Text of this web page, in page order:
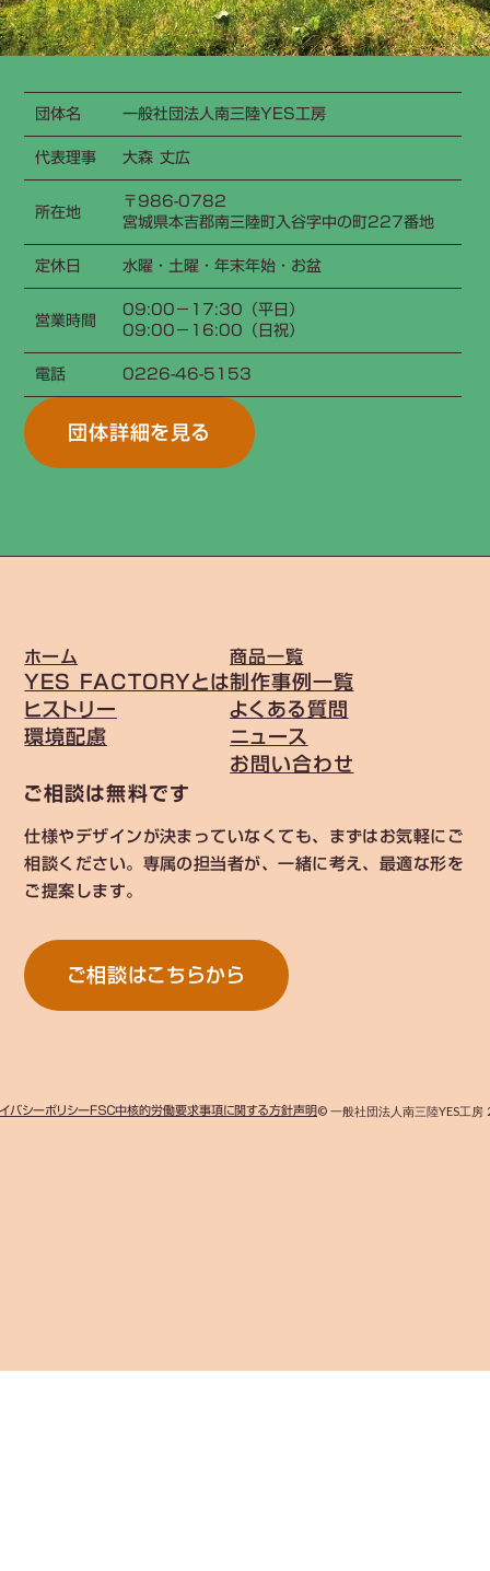
団体名
一般社団法人南三陸YES工房
代表理事
大森 丈広
所在地
〒986-0782
宮城県本吉郡南三陸町入谷字中の町227番地
定休日
水曜・土曜・年末年始・お盆
営業時間
09:00−17:30（平日）
09:00−16:00（日祝）
電話
0226-46-5153
団体詳細を見る
ホーム
YES FACTORYとは
ヒストリー
環境配慮
商品一覧
制作事例一覧
よくある質問
ニュース
お問い合わせ
ご相談は無料です
仕様やデザインが決まっていなくても、まずはお気軽にご
相談ください。専属の担当者が、一緒に考え、最適な形を
ご提案します。
ご相談はこちらから
バシーポリシーＦＳＣ中核的労働要求事項に関する方針声明© 一般社団法人南三陸YES工房